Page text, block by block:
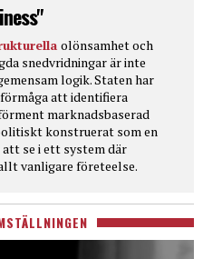
olönsamhet och
snedvridningar är inte
logik. Staten har
att identifiera
marknadsbaserad
konstruerat som en
se i ett system där
vanligare företeelse.